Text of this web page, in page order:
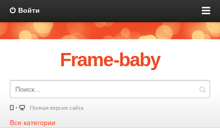
Войти
Frame-baby
Полная версия сайта
Все категории